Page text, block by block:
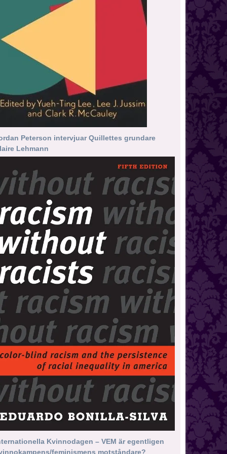
Peterson intervjuar Quillettes grundare
Lehmann
Kvinnodagen – VEM är egentligen
feminismens motståndare?